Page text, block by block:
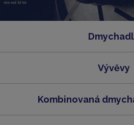
Vývěvy
Kombinovaná